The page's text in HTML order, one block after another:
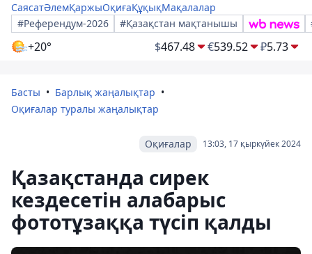
СаясатӘлемҚаржыОқиғаҚұқықМақалалар
#Референдум-2026
#Қазақстан мақтанышы
+20° $467.48 €539.52 ₽5.73
Басты
Барлық жаңалықтар
Оқиғалар туралы жаңалықтар
13:03, 17 қыркүйек 2024
Оқиғалар
Қазақстанда сирек
кездесетін алабарыс
фототұзаққа түсіп қалды